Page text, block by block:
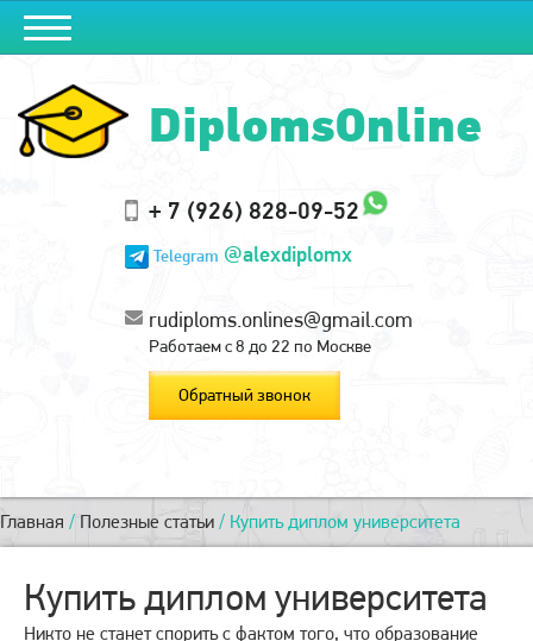
DiplomsOnline
+ 7 (926) 828-09-52
Telegram @alexdiplomx
rudiploms.onlines@gmail.com
Работаем с 8 до 22 по Москве
Обратный звонок
Главная / Полезные статьи / Купить диплом университета
Купить диплом университета
Никто не станет спорить с фактом того, что образование